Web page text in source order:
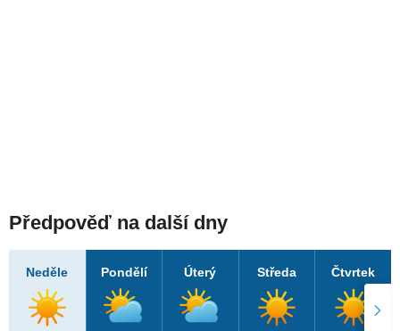
Předpověď na další dny
Neděle Pondělí Úterý Středa Čtvrtek